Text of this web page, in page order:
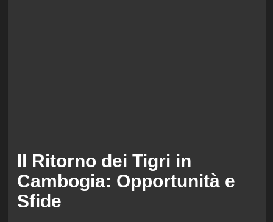
Il Ritorno dei Tigri in
Cambogia: Opportunità e
Sfide